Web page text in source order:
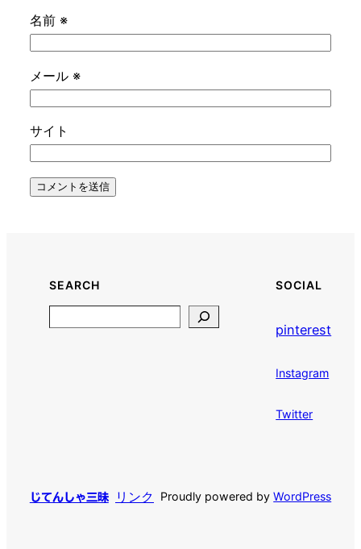
名前 ※
メール ※
サイト
SEARCH SOCIAL
pinterest
Instagram
Twitter
じてんしゃ三昧 リンク Proudly powered byWordPress